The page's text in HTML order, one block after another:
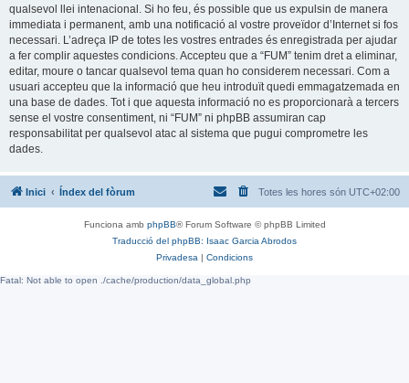
qualsevol llei intenacional. Si ho feu, és possible que us expulsin de manera
immediata i permanent, amb una notificació al vostre proveïdor d’Internet si fos
necessari. L’adreça IP de totes les vostres entrades és enregistrada per ajudar
a fer complir aquestes condicions. Accepteu que a “FUM” tenim dret a eliminar,
editar, moure o tancar qualsevol tema quan ho considerem necessari. Com a
usuari accepteu que la informació que heu introduït quedi emmagatzemada en
una base de dades. Tot i que aquesta informació no es proporcionarà a tercers
sense el vostre consentiment, ni “FUM” ni phpBB assumiran cap
responsabilitat per qualsevol atac al sistema que pugui comprometre les
dades.
Inici Índex del fòrum Totes les hores són UTC+02:00
Funciona amb phpBB® Forum Software © phpBB Limited
Traducció del phpBB: Isaac Garcia Abrodos
Privadesa | Condicions
Fatal: Not able to open ./cache/production/data_global.php